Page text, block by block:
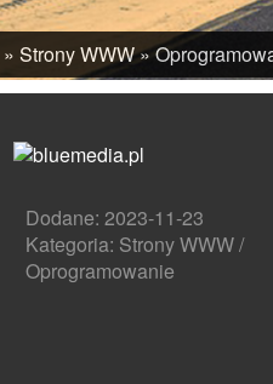
» Strony WWW»
Dodane: 2023-11-23
Kategoria: Strony WWW /
Oprogramowanie